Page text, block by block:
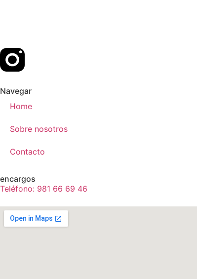
Navegar
Home
Sobre nosotros
Contacto
encargos
Teléfono: 981 66 69 46